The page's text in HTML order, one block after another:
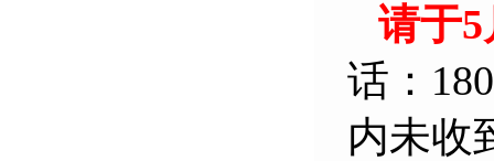
请于5
话：
内未收